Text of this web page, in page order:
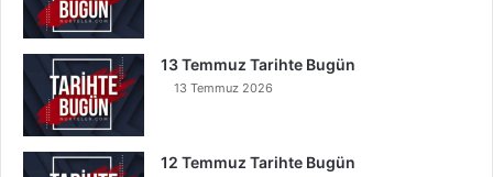
13 Temmuz Tarihte Bugün
13 Temmuz 2026
12 Temmuz Tarihte Bugün